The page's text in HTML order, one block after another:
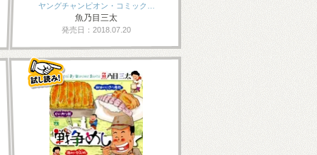
ヤングチャンピオン・コミック…
魚乃目三太
発売日：2018.07.20